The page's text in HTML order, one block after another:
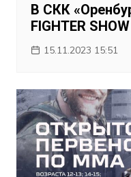
В СКК
FIGHTER SHOW
15.11.2023 15:51